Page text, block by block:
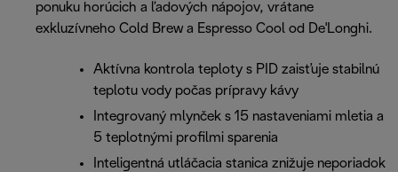
ponuku horúcich a ľadových nápojov, vrátane
exkluzívneho Cold Brew a Espresso Cool od De'Longhi.
Aktívna kontrola teploty s PID zaisťuje stabilnú
teplotu vody počas prípravy kávy
Integrovaný mlynček s 15 nastaveniami mletia a
5 teplotnými profilmi sparenia
Inteligentná utláčacia stanica znižuje neporiadok